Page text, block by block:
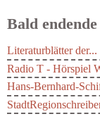
Bald
Literaturblätter der...
Radio T - Hörspiel
Hans-Bernhard-